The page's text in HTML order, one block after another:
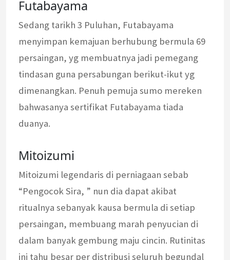
Futabayama
Sedang tarikh 3 Puluhan, Futabayama
menyimpan kemajuan berhubung bermula 69
persaingan, yg membuatnya jadi pemegang
tindasan guna persabungan berikut-ikut yg
dimenangkan. Penuh pemuja sumo mereken
bahwasanya sertifikat Futabayama tiada
duanya.
Mitoizumi
Mitoizumi legendaris di perniagaan sebab
“Pengocok Sira, ” nun dia dapat akibat
ritualnya sebanyak kausa bermula di setiap
persaingan, membuang marah penyucian di
dalam banyak gembung maju cincin. Rutinitas
ini tahu besar per distribusi seluruh begundal